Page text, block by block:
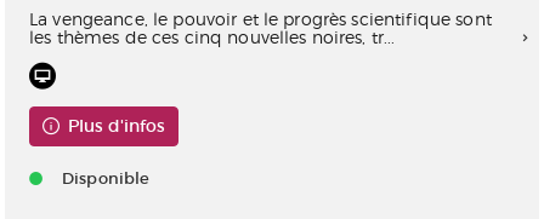
La vengeance, le pouvoir et le progrès scientifique sont
les thèmes de ces cinq nouvelles noires, tr...
Plus d'infos
Disponible